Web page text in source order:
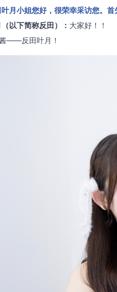
月小姐您好，很荣幸采访您。首
以下简称反田）： 大家好！！
——反田叶月！